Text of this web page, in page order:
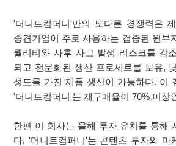
'더니트컴퍼니'만의 또다른 경쟁력은
중견기업이 주로 사용하는 검증된 원부
퀄리티와 사후 사고 발생 리스크를 감
되고 전문화된 생산 프로세르를 보유,
성도를 가진 제품 생산이 가능하다. 이
'더니트컴퍼니'는 재구매율이 70% 이상
한편 이 회사는 올해 투자 유치를 통해
다. '더니트컴퍼니'는 콘텐츠 투자와 마